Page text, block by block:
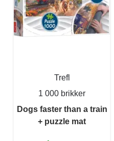
Trefl
1 000 brikker
Dogs faster than a train
+ puzzle mat